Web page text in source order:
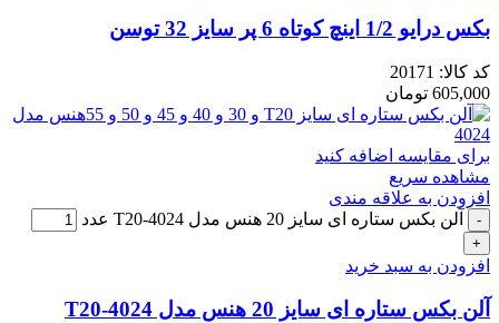
بکس درایو 1/2 اینچ کوتاه 6 پر سایز 32 توسن
کد کالا: 20171
605,000 تومان
برای مقایسه اضافه کنید
مشاهده سریع
افزودن به علاقه مندی
آلن بکس ستاره ای سایز 20 هنس مدل 4024-T20 عدد
افزودن به سبد خرید
آلن بکس ستاره ای سایز 20 هنس مدل 4024-T20